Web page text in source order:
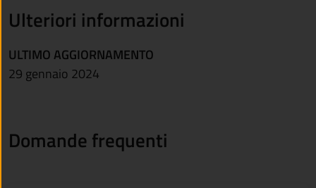
Ulteriori informazioni
ULTIMO AGGIORNAMENTO
29 gennaio 2024
Domande frequenti